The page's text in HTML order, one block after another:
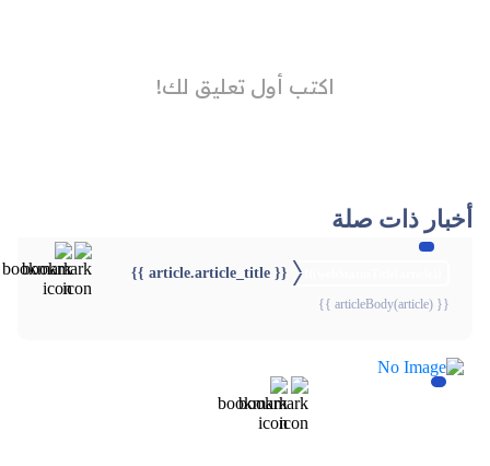
أخبار ذات صلة
{{ article.article_title }}
{{ articleBody(article) }}